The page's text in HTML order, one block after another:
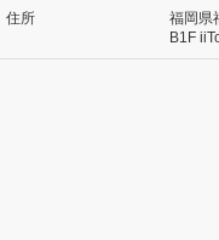
住所
福岡県
B1F